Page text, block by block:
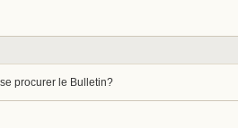
procurer le Bulletin?